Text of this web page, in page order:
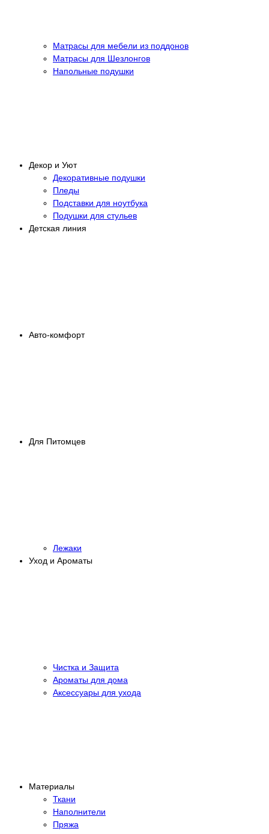
Матрасы для мебели из поддонов
Матрасы для Шезлонгов
Напольные подушки
Декор и Уют
Декоративные подушки
Пледы
Подставки для ноутбука
Подушки для стульев
Детская линия
Авто-комфорт
Для Питомцев
Лежаки
Уход и Ароматы
Чистка и Защита
Ароматы для дома
Аксессуары для ухода
Материалы
Ткани
Наполнители
Пряжа